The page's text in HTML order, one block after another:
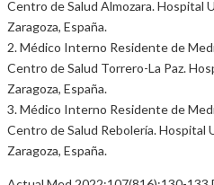
Centro de Salud Almozara. Hospital
Zaragoza, España.
2. Médico Interno Residente de
Centro de Salud Torrero-La Paz.
Zaragoza, España.
3. Médico Interno Residente de
Centro de Salud Rebolería. Hospital
Zaragoza, España.